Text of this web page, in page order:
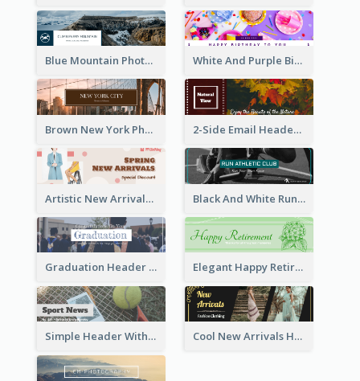
Blue Mountain Photo Mountain Climb Email Header White And Purple Birthday Email Header
Brown New York Photo New York City Email Header 2-Side Email Header With Photo And Details
Artistic New Arrivals Header In Pink Colour Tone Black And White Running Sports Email Header
Graduation Header With Photo Elegant Happy Retirement Header
Simple Header With Title And Number Cool New Arrivals Header With photos